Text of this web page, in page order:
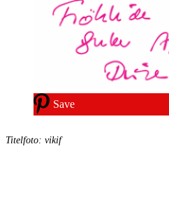
Save
Titelfoto: vikif